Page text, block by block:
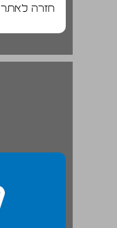
חזרה לאתר
'החיים בקרדו' ... 28